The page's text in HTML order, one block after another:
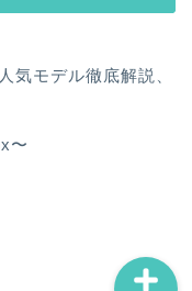
気モデル徹底解説、
〜
ンキング